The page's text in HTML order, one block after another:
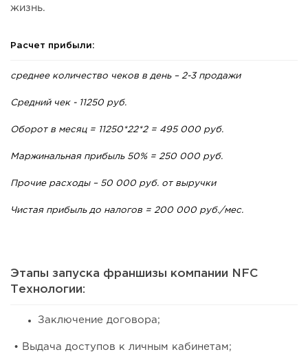
жизнь.
Расчет прибыли:
среднее количество чеков в день – 2-3 продажи
Средний чек - 11250 руб.
Оборот в месяц = 11250*22*2 = 495 000 руб.
Маржинальная прибыль 50% = 250 000 руб.
Прочие расходы – 50 000 руб. от выручки
Чистая прибыль до налогов = 200 000 руб./мес.
Этапы запуска франшизы компании NFC
Технологии:
Заключение договора;
• Выдача доступов к личным кабинетам;